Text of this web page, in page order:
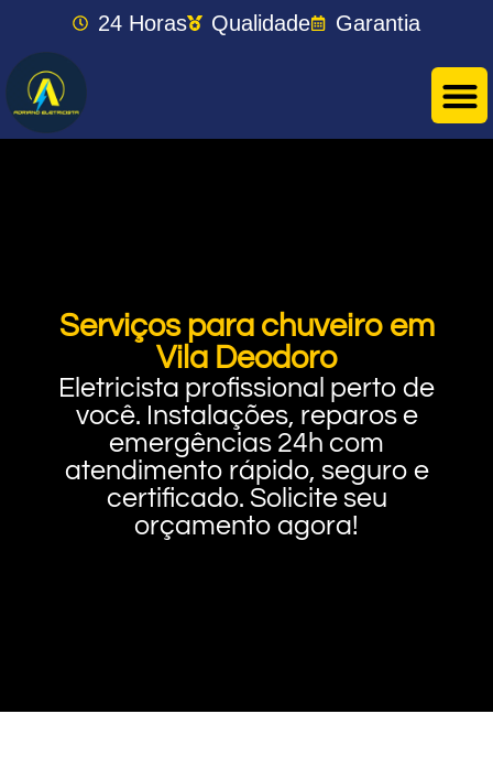
24 Horas Qualidade Garantia
Serviços para chuveiro em
Vila Deodoro
Eletricista profissional perto de
você. Instalações, reparos e
emergências 24h com
atendimento rápido, seguro e
certificado. Solicite seu
orçamento agora!